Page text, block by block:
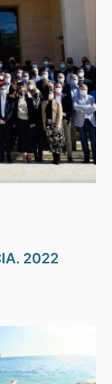
2022